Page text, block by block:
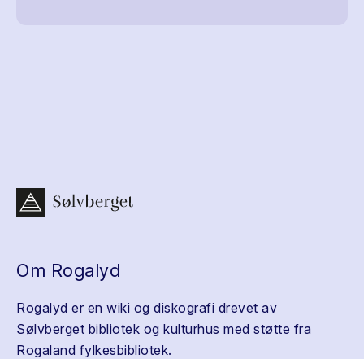
Om Rogalyd
Rogalyd er en wiki og diskografi drevet av
Sølvberget bibliotek og kulturhus med støtte fra
Rogaland fylkesbibliotek.